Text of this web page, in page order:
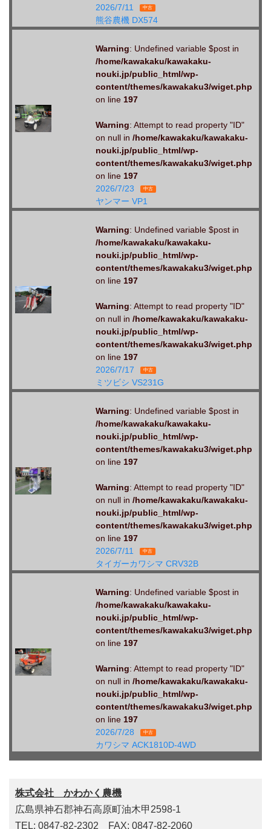
2026/7/11
中古
熊谷農機 DX574
Warning: Undefined variable $post in
/home/kawakaku/kawakaku-
nouki.jp/public_html/wp-
content/themes/kawakaku3/wiget.php
on line 197
Warning: Attempt to read property "ID"
on null in /home/kawakaku/kawakaku-
nouki.jp/public_html/wp-
content/themes/kawakaku3/wiget.php
on line 197
2026/7/23
中古
ヤンマー VP1
Warning: Undefined variable $post in
/home/kawakaku/kawakaku-
nouki.jp/public_html/wp-
content/themes/kawakaku3/wiget.php
on line 197
Warning: Attempt to read property "ID"
on null in /home/kawakaku/kawakaku-
nouki.jp/public_html/wp-
content/themes/kawakaku3/wiget.php
on line 197
2026/7/17
中古
ミツビシ VS231G
Warning: Undefined variable $post in
/home/kawakaku/kawakaku-
nouki.jp/public_html/wp-
content/themes/kawakaku3/wiget.php
on line 197
Warning: Attempt to read property "ID"
on null in /home/kawakaku/kawakaku-
nouki.jp/public_html/wp-
content/themes/kawakaku3/wiget.php
on line 197
2026/7/11
中古
タイガーカワシマ CRV32B
Warning: Undefined variable $post in
/home/kawakaku/kawakaku-
nouki.jp/public_html/wp-
content/themes/kawakaku3/wiget.php
on line 197
Warning: Attempt to read property "ID"
on null in /home/kawakaku/kawakaku-
nouki.jp/public_html/wp-
content/themes/kawakaku3/wiget.php
on line 197
2026/7/28
中古
カワシマ ACK1810D-4WD
株式会社 かわかく農機
広島県神石郡神石高原町油木甲2598-1
TEL: 0847-82-2302 FAX: 0847-82-2060